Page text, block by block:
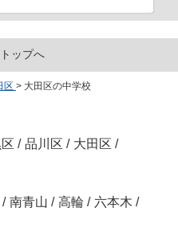
ップへ
区 > 大田区の中学校
/ 品川区 / 大田区 /
/ 南青山 / 高輪 / 六本木 /